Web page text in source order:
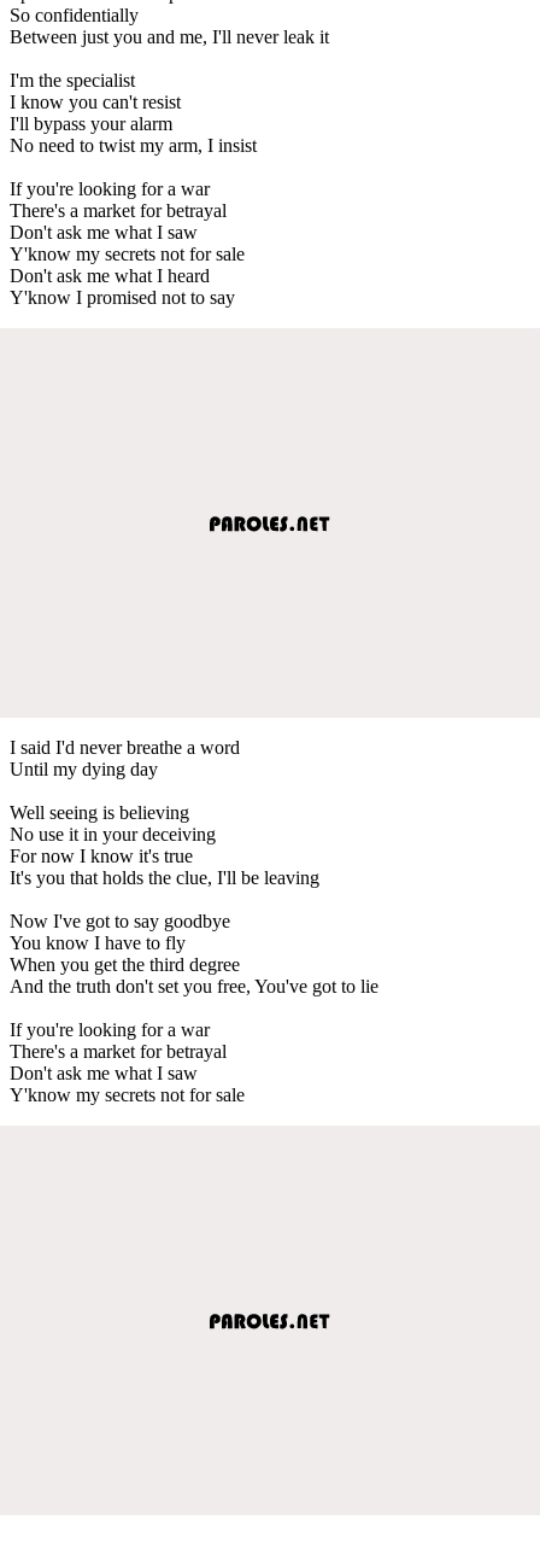
So confidentially
Between just you and me, I'll never leak it
I'm the specialist
I know you can't resist
I'll bypass your alarm
No need to twist my arm, I insist
If you're looking for a war
There's a market for betrayal
Don't ask me what I saw
Y'know my secrets not for sale
Don't ask me what I heard
Y'know I promised not to say
I said I'd never breathe a word
Until my dying day
Well seeing is believing
No use it in your deceiving
For now I know it's true
It's you that holds the clue, I'll be leaving
Now I've got to say goodbye
You know I have to fly
When you get the third degree
And the truth don't set you free, You've got to lie
If you're looking for a war
There's a market for betrayal
Don't ask me what I saw
Y'know my secrets not for sale